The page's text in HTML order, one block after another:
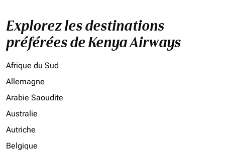
Explorez les destinations
préférées de Kenya Airways
Afrique du Sud
Allemagne
Arabie Saoudite
Australie
Autriche
Belgique